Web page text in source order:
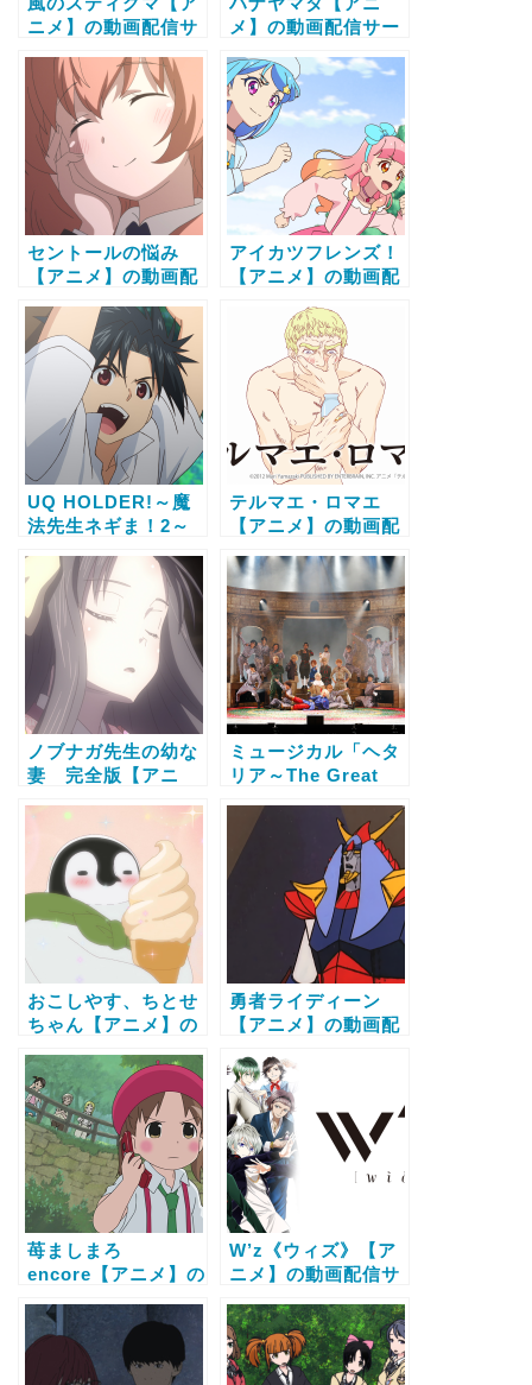
風のスティグマ【ア
ニメ】の動画配信サ
全話視聴する方法
ハナヤマタ【アニ
メ】の動画配信サー
話視聴する方法
セントールの悩み
【アニメ】の動画配
料で全話視聴する方
法
アイカツフレンズ！
【アニメ】の動画配
料で全話視聴する方
UQ HOLDER!～魔
法先生ネギま！2～
信サービス比較と無
料で全話視聴する方
法
テルマエ・ロマエ
【アニメ】の動画配
料で全話視聴する方
法
ノブナガ先生の幼な
妻 完全版【アニ
ビス比較と無料で全
話視聴する方法
ミュージカル「ヘタ
リア～The Great
メ】の動画配信サー
ビス比較と無料で全
話視聴する方法
おこしやす、ちとせ
ちゃん【アニメ】の
較と無料で全話視聴
する方法
勇者ライディーン
【アニメ】の動画配
料で全話視聴する方
法
苺ましまろ
encore【アニメ】の
較と無料で全話視聴
する方法
W’z《ウィズ》【ア
ニメ】の動画配信サ
全話視聴する方法